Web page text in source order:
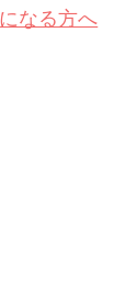
なる方へ